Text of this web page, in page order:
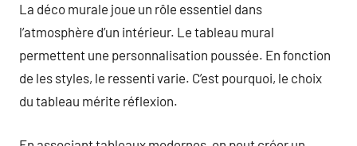
La déco murale joue un rôle essentiel dans
l’atmosphère d’un intérieur. Le tableau mural
permettent une personnalisation poussée. En fonction
de les styles, le ressenti varie. C’est pourquoi, le choix
du tableau mérite réflexion.